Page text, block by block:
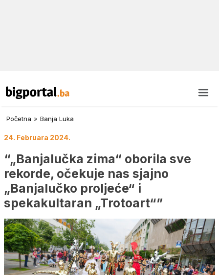
Početna » Banja Luka
24. Februara 2024.
“„Banjalučka zima“ oborila sve
rekorde, očekuje nas sjajno
„Banjalučko proljeće“ i
spekakultaran „Trotoart“”